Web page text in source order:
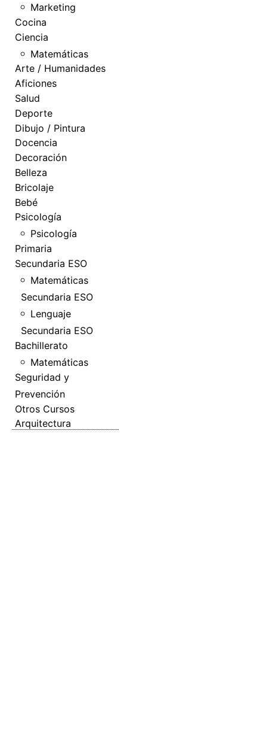
Marketing
Cocina
Ciencia
Matemáticas
Arte / Humanidades
Aficiones
Salud
Deporte
Dibujo / Pintura
Docencia
Decoración
Belleza
Bricolaje
Bebé
Psicología
Psicología
Primaria
Secundaria ESO
Matemáticas
Secundaria ESO
Lenguaje
Secundaria ESO
Bachillerato
Matemáticas
Seguridad y
Prevención
Otros Cursos
Arquitectura